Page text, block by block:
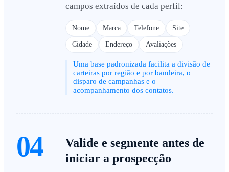
campos extraídos de cada perfil:
Nome Marca Telefone Site
Cidade Endereço Avaliações
Uma base padronizada facilita a divisão de
carteiras por região e por bandeira, o
disparo de campanhas e o
acompanhamento dos contatos.
04
Valide e segmente antes de
iniciar a prospecção